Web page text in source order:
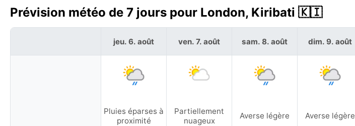
Prévision météo de 7 jours pour London, Kiribati 🇰🇮
jeu. 6. août
Pluies éparses à
proximité
ven. 7. août
Partiellement
nuageux
sam. 8. août
Averse légère
dim. 9. août
Averse légère